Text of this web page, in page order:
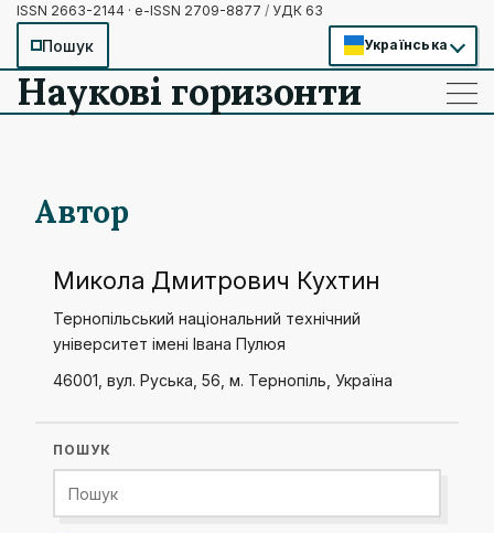
ISSN 2663-2144 · e-ISSN 2709-8877 / УДК 63
Пошук Українська
Наукові горизонти ——
——
——
Автор
Микола Дмитрович Кухтин
Тернопільський національний технічний
університет імені Івана Пулюя
46001, вул. Руська, 56, м. Тернопіль, Україна
ПОШУК